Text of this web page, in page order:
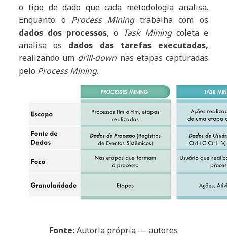
o tipo de dado que cada metodologia analisa.
Enquanto o Process Miningtrabalha com os
dados dos processos, o Task Miningcoleta e
analisa os dados das tarefas executadas,
realizando um drill-downnas etapas capturadas
pelo Process Mining.
Fonte:Autoria própria — autores